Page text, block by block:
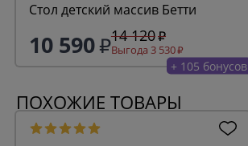
Стол детский массив Бетти
10 590 14 120
Выгода 3 530
+ 105 бонусов
ПОХОЖИЕ ТОВАРЫ